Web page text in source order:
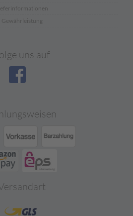
Gewährleistung
uns auf